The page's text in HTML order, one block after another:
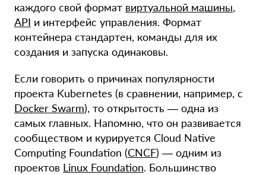
каждого свой формат виртуальной машины,
API и интерфейс управления. Формат
контейнера стандартен, команды для их
создания и запуска одинаковы.
Если говорить о причинах популярности
проекта Kubernetes (в сравнении, например, с
Docker Swarm), то открытость — одна из
самых главных. Напомню, что он развивается
сообществом и курируется Cloud Native
Computing Foundation (CNCF) — одним из
проектов Linux Foundation. Большинство